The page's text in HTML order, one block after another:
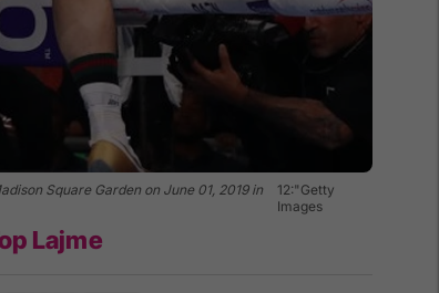
Square Garden on June 01, 2019 in
12:"Getty
Images
Lajme